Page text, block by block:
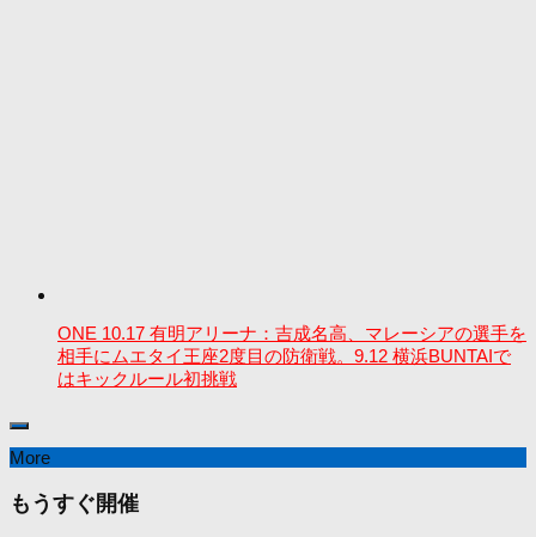
ONE 10.17 有明アリーナ：吉成名高、マレーシアの選手を
相手にムエタイ王座2度目の防衛戦。9.12 横浜BUNTAIで
はキックルール初挑戦
More
もうすぐ開催